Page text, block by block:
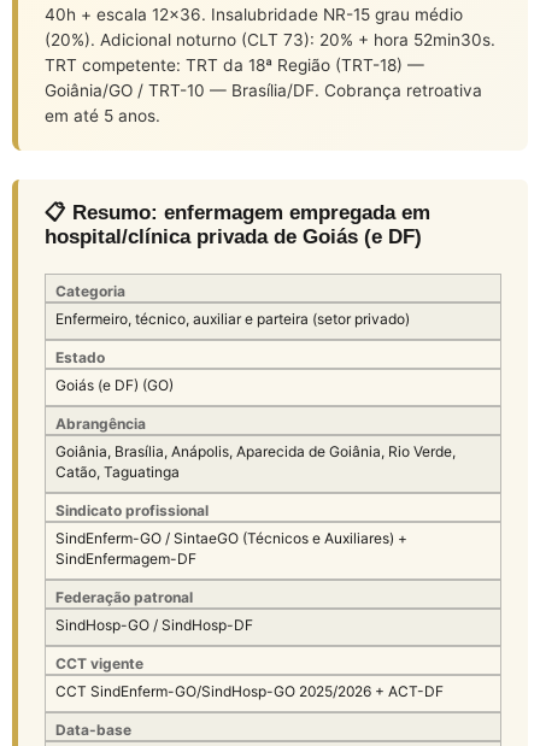
40h + escala 12×36. Insalubridade NR-15 grau médio
(20%). Adicional noturno (CLT 73): 20% + hora 52min30s.
TRT competente: TRT da 18ª Região (TRT-18) —
Goiânia/GO / TRT-10 — Brasília/DF. Cobrança retroativa
em até 5 anos.
📋 Resumo: enfermagem empregada em
hospital/clínica privada de Goiás (e DF)
Categoria
Enfermeiro, técnico, auxiliar e parteira (setor privado)
Estado
Goiás (e DF) (GO)
Abrangência
Goiânia, Brasília, Anápolis, Aparecida de Goiânia, Rio Verde,
Catão, Taguatinga
Sindicato profissional
SindEnferm-GO / SintaeGO (Técnicos e Auxiliares) +
SindEnfermagem-DF
Federação patronal
SindHosp-GO / SindHosp-DF
CCT vigente
CCT SindEnferm-GO/SindHosp-GO 2025/2026 + ACT-DF
Data-base